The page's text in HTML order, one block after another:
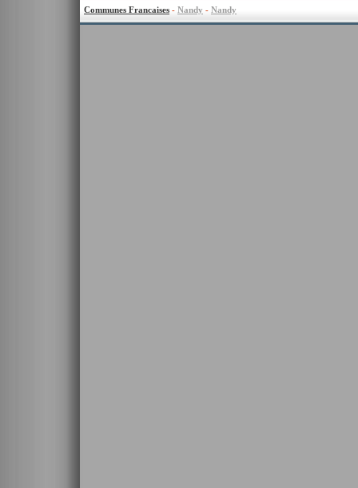
Communes Francaises - Nandy - Nandy